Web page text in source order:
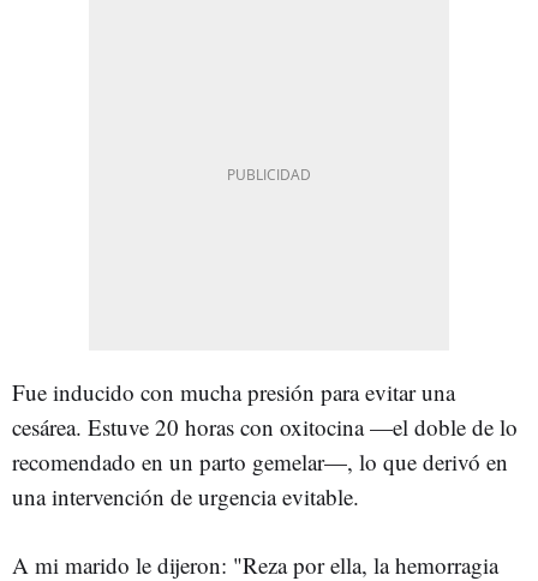
Fue inducido con mucha presión para evitar una
cesárea. Estuve 20 horas con oxitocina —el doble de lo
recomendado en un parto gemelar—, lo que derivó en
una intervención de urgencia evitable.
A mi marido le dijeron: "Reza por ella, la hemorragia